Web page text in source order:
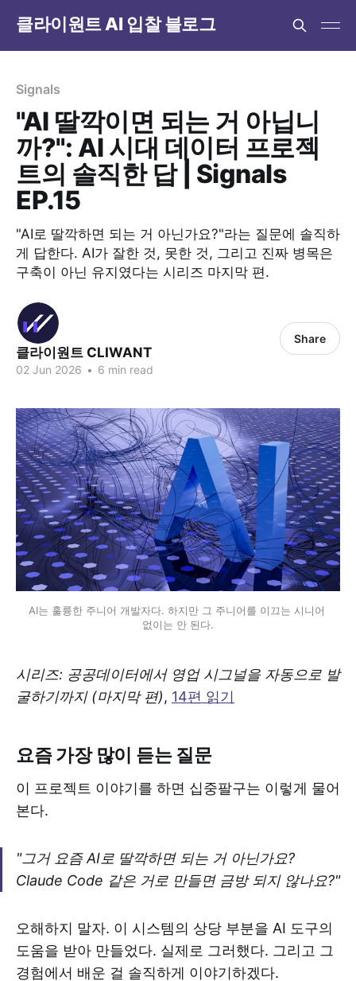
클라이원트 AI 입찰 블로그
Signals
"AI 딸깍이면 되는 거 아닙니
까?": AI 시대 데이터 프로젝
트의 솔직한 답 | Signals
EP.15
"AI로 딸깍하면 되는 거 아닌가요?"라는 질문에 솔직하
게 답한다. AI가 잘한 것, 못한 것, 그리고 진짜 병목은
구축이 아닌 유지였다는 시리즈 마지막 편.
클라이원트 CLIWANT
02 Jun 2026 • 6 min read
Share
AI는 훌륭한 주니어 개발자다. 하지만 그 주니어를 이끄는 시니어
없이는 안 된다.
시리즈: 공공데이터에서 영업 시그널을 자동으로 발
굴하기까지 (마지막 편), 14편 읽기
요즘 가장 많이 듣는 질문
이 프로젝트 이야기를 하면 십중팔구는 이렇게 물어
본다.
"그거 요즘 AI로 딸깍하면 되는 거 아닌가요?
Claude Code 같은 거로 만들면 금방 되지 않나요?"
오해하지 말자. 이 시스템의 상당 부분을 AI 도구의
도움을 받아 만들었다. 실제로 그러했다. 그리고 그
경험에서 배운 걸 솔직하게 이야기하겠다.